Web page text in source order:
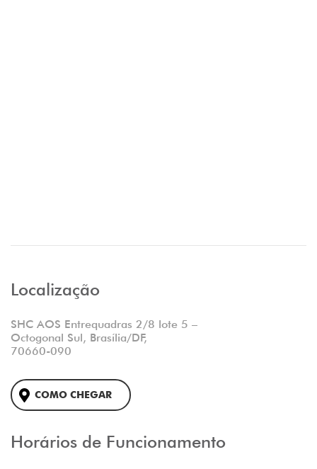
Localização
SHC AOS Entrequadras 2/8 lote 5 –
Octogonal Sul, Brasília/DF,
70660-090
COMO CHEGAR
Horários de Funcionamento